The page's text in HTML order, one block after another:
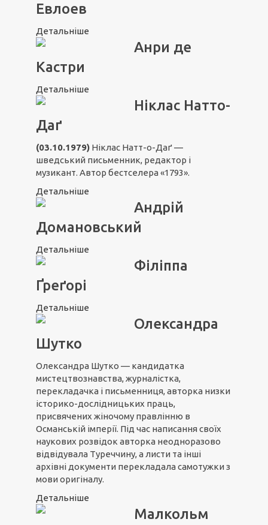
Евлоев
Детальніше
Анри де
Кастри
Детальніше
Ніклас Натто-
Даґ
(03.10.1979) Ніклас Натт-о-Даґ —
шведський письменник, редактор і
музикант. Автор бестселера «1793».
Детальніше
Андрій
Домановський
Детальніше
Філіппа
Ґреґорі
Детальніше
Олександра
Шутко
Олександра Шутко — кандидатка
мистецтвознавства, журналістка,
перекладачка і письменниця, авторка низки
історико-дослідницьких праць,
присвячених жіночому правлінню в
Османській імперії. Під час написання своїх
наукових розвідок авторка неодноразово
відвідувала Туреччину, а листи та інші
архівні документи перекладала самотужки з
мови оригіналу.
Детальніше
Малкольм